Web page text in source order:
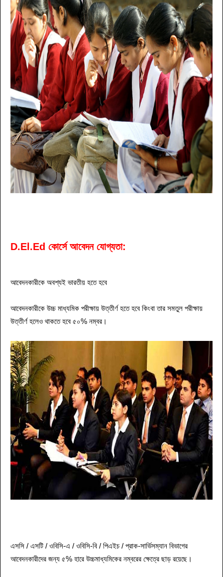
D.El.Ed কোর্সে আবেদন যোগ্যতা:
আবেদনকারীকে অবশ্যই ভারতীয় হতে হবে
আবেদনকারীকে উচ্চ মাধ্যমিক পরীক্ষায় উত্তীর্ণ হতে হবে কিংবা তার সমতুল পরীক্ষায়
উত্তীর্ণ হলেও থাকতে হবে ৫০% নম্বর।
এসসি / এসটি / ওবিসি-এ / ওবিসি-বি / পিএইচ / প্রাক-সার্ভিসম্যান বিভাগের
আবেদনকারীদের জন্য ৫% হারে উচ্চমাধ্যমিকের নম্বরের ক্ষেত্রে ছাড় রয়েছে।